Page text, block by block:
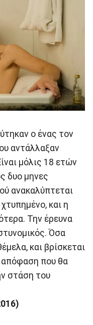
ο ένας τον
αντάλλαξαν
μόλις 18 ετών
δυο μηνες
ανακαλύπτεται
και η
Την έρευνα
Όσα
και βρίσκεται
απόφαση που θα
στάση του